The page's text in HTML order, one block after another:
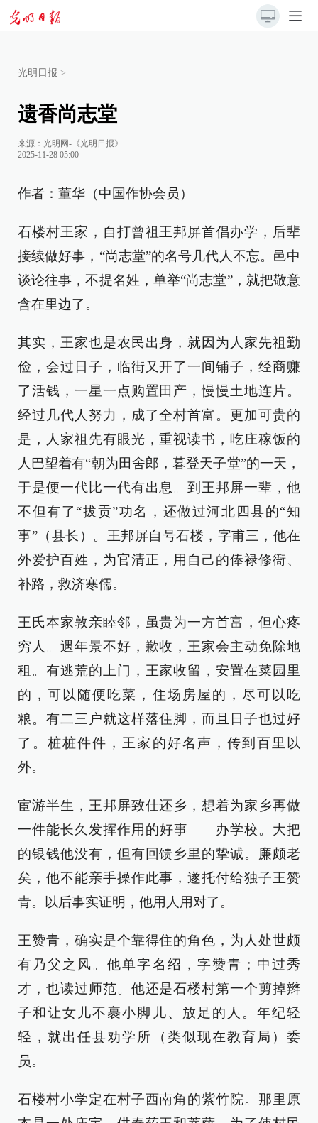
光明日报 >
遗香尚志堂
来源： 光明网-《光明日报》
2025-11-28 05:00
作者：董华（中国作协会员）
石楼村王家，自打曾祖王邦屏首倡办学，后辈
接续做好事，“尚志堂”的名号几代人不忘。邑中
谈论往事，不提名姓，单举“尚志堂”，就把敬意
含在里边了。
其实，王家也是农民出身，就因为人家先祖勤
俭，会过日子，临街又开了一间铺子，经商赚
了活钱，一星一点购置田产，慢慢土地连片。
经过几代人努力，成了全村首富。更加可贵的
是，人家祖先有眼光，重视读书，吃庄稼饭的
人巴望着有“朝为田舍郎，暮登天子堂”的一天，
于是便一代比一代有出息。到王邦屏一辈，他
不但有了“拔贡”功名，还做过河北四县的“知
事”（县长）。王邦屏自号石楼，字甫三，他在
外爱护百姓，为官清正，用自己的俸禄修衙、
补路，救济寒儒。
王氏本家敦亲睦邻，虽贵为一方首富，但心疼
穷人。遇年景不好，歉收，王家会主动免除地
租。有逃荒的上门，王家收留，安置在菜园里
的，可以随便吃菜，住场房屋的，尽可以吃
粮。有二三户就这样落住脚，而且日子也过好
了。桩桩件件，王家的好名声，传到百里以
外。
宦游半生，王邦屏致仕还乡，想着为家乡再做
一件能长久发挥作用的好事——办学校。大把
的银钱他没有，但有回馈乡里的挚诚。廉颇老
矣，他不能亲手操作此事，遂托付给独子王赞
青。以后事实证明，他用人用对了。
王赞青，确实是个靠得住的角色，为人处世颇
有乃父之风。他单字名绍，字赞青；中过秀
才，也读过师范。他还是石楼村第一个剪掉辫
子和让女儿不裹小脚儿、放足的人。年纪轻
轻，就出任县劝学所（类似现在教育局）委
员。
石楼村小学定在村子西南角的紫竹院。那里原